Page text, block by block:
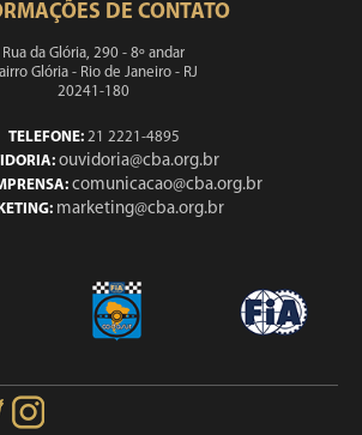
DE CONTATO
Rua da Glória, 290 - 8º andar
Glória - Rio de Janeiro - RJ
20241-180
TELEFONE:21 2221-4895
ouvidoria@cba.org.br
comunicacao@cba.org.br
marketing@cba.org.br